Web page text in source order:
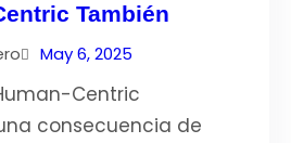
También
May 6, 2025
Centric
consecuencia de